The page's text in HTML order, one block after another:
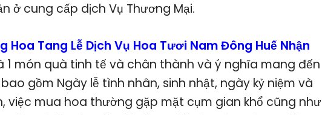
ở cung cấp dịch Vụ Thương Mại.
Hoa Tang Lễ Dịch Vụ Hoa Tươi Nam Đông Huế Nhận
1 món quà tinh tế và chân thành và ý nghĩa mang đến
gồm Ngày lễ tình nhân, sinh nhật, ngày kỷ niệm và
việc mua hoa thường gặp mặt cụm gian khổ cũng như